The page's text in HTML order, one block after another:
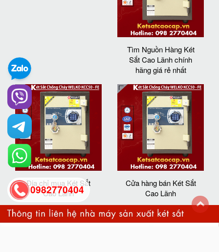
Tìm Nguồn Hàng Két
Sắt Cao Lãnh chính
hãng giá rẻ nhất
Địa chỉ mua Két Sắt
Cao Lãnh
Cửa hàng bán Két Sắt
Cao Lãnh
0982770404
back